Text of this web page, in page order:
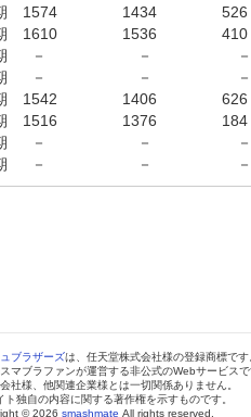
1574 1434 526
1610 1536 410
期 － － －
期 － － －
1542 1406 626
1516 1376 184 (76
期 － － －
期 － － －
ブラザーズは、任天堂株式会社様の登録商標です
マブラファンが運営する非公式のWebサービスで
社様、他関連企業様とは一切関係ありません。
ト独自の内容に関する著作権を示すものです。
© 2026 smashmate All rights reserved.